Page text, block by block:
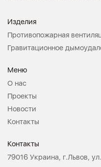
Изделия
Противопожарная
Гравитационное
Меню
О нас
Проекты
Новости
Контакты
Контакты
79016 Украина, г.Львов,